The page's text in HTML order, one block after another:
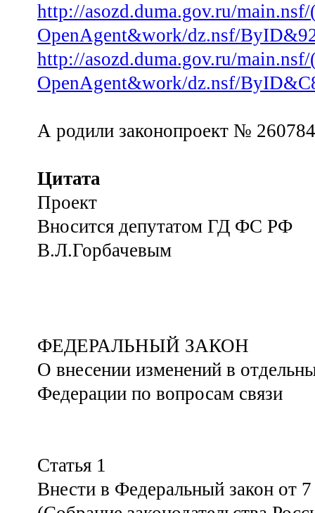
http://asozd.duma.gov.ru/
OpenAgent&work/dz.nsf/
http://asozd.duma.gov.ru/
OpenAgent&work/dz.nsf/
А родили законопроект №
Цитата
Проект
Вносится депутатом ГД ФС РФ
В.Л.Горбачевым
ФЕДЕРАЛЬНЫЙ ЗАКОН
О внесении изменений в
Федерации по вопросам связи
Статья 1
Внести в Федеральный закон от